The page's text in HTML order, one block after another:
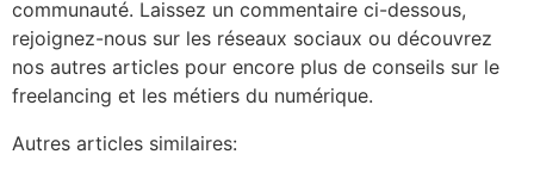
communauté. Laissez un commentaire ci-dessous,
rejoignez-nous sur les réseaux sociaux ou découvrez
nos autres articles pour encore plus de conseils sur le
freelancing et les métiers du numérique.
Autres articles similaires: